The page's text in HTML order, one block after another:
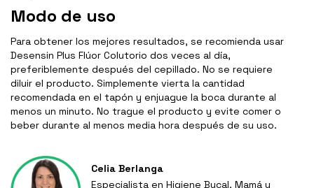
Modo de uso
Para obtener los mejores resultados, se recomienda usar
Desensin Plus Flúor Colutorio dos veces al día,
preferiblemente después del cepillado. No se requiere
diluir el producto. Simplemente vierta la cantidad
recomendada en el tapón y enjuague la boca durante al
menos un minuto. No trague el producto y evite comer o
beber durante al menos media hora después de su uso.
Celia Berlanga
Especialista en Higiene Bucal, Mamá y